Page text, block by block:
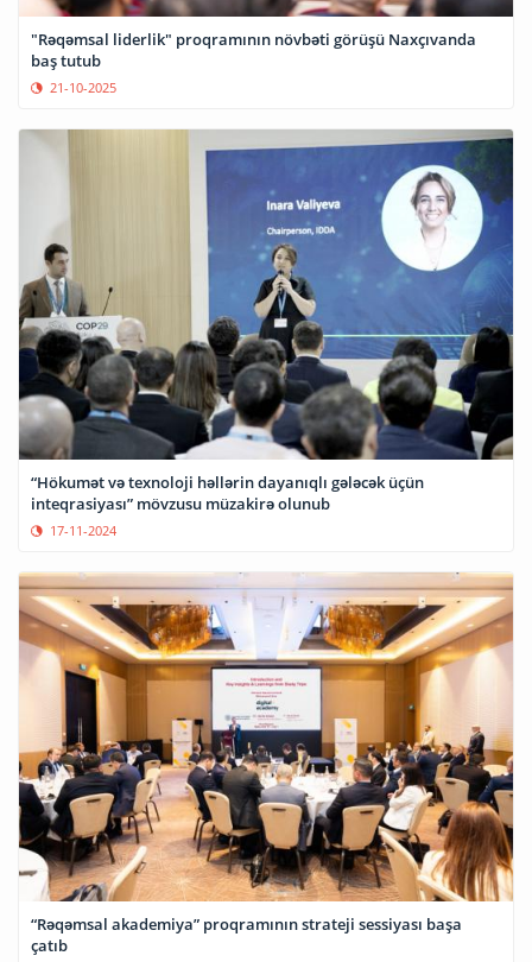
"Rəqəmsal liderlik" proqramının növbəti görüşü Naxçıvanda
baş tutub
21-10-2025
“Hökumət və texnoloji həllərin dayanıqlı gələcək üçün
inteqrasiyası” mövzusu müzakirə olunub
17-11-2024
“Rəqəmsal akademiya” proqramının strateji sessiyası başa
çatıb